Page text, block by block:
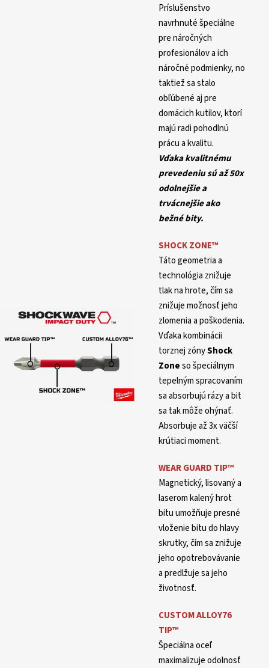
Príslušenstvo
navrhnuté špeciálne
pre náročných
profesionálov a ich
náročné podmienky, no
taktiež sa stalo
obľúbené aj pre
domácich kutilov, ktorí
majú radi pohodlnú
prácu a kvalitu.
Vďaka kvalitnému
prevedeniu sú až 50x
odolnejšie a
trvácnejšie ako
bežné bity.
SHOCK ZONE™
Táto geometria a
technológia znižuje
tlak na hrote, čím sa
znižuje možnosť jeho
zlomenia a poškodenia.
Vďaka kombinácii
torznej zónyShock
Zoneso špeciálnym
tepelným spracovaním
sa absorbujú rázy a bit
sa tak môže ohýnať.
Absorbuje až 3x väčší
krútiaci moment.
WEAR GUARD TIP™
Magnetický, lisovaný a
laserom kalený hrot
bitu umožňuje presné
vloženie bitu do hlavy
skrutky, čím sa znižuje
jeho opotrebovávanie
a predlžuje sa jeho
životnosť.
CUSTOM ALLOY76
TIP™
Špeciálna oceľ
maximalizuje odolnosť